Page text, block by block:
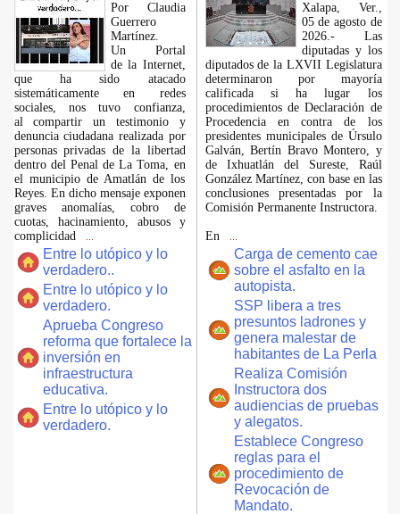
Por Claudia
Guerrero
Martínez.
​Un Portal
de la Internet,
que ha sido atacado
sistemáticamente en redes
sociales, nos tuvo confianza,
al compartir un testimonio y
denuncia ciudadana realizada por
personas privadas de la libertad
dentro del Penal de La Toma, en
el municipio de Amatlán de los
Reyes. En dicho mensaje exponen
graves anomalías, cobro de
cuotas, hacinamiento, abusos y
complicidad
Entre lo utópico y lo
verdadero..
Entre lo utópico y lo
verdadero.
Aprueba Congreso
reforma que fortalece la
inversión en
infraestructura
educativa.
Entre lo utópico y lo
verdadero.
Xalapa, Ver.,
05 de agosto de
2026.- Las
diputadas y los
diputados de la LXVII Legislatura
determinaron por mayoría
calificada si ha lugar los
procedimientos de Declaración de
Procedencia en contra de los
presidentes municipales de Úrsulo
Galván, Bertín Bravo Montero, y
de Ixhuatlán del Sureste, Raúl
González Martínez, con base en las
conclusiones presentadas por la
Comisión Permanente Instructora.
En
Carga de cemento cae
sobre el asfalto en la
autopista.
SSP libera a tres
presuntos ladrones y
genera malestar de
habitantes de La Perla
Realiza Comisión
Instructora dos
audiencias de pruebas
y alegatos.
Establece Congreso
reglas para el
procedimiento de
Revocación de
Mandato.